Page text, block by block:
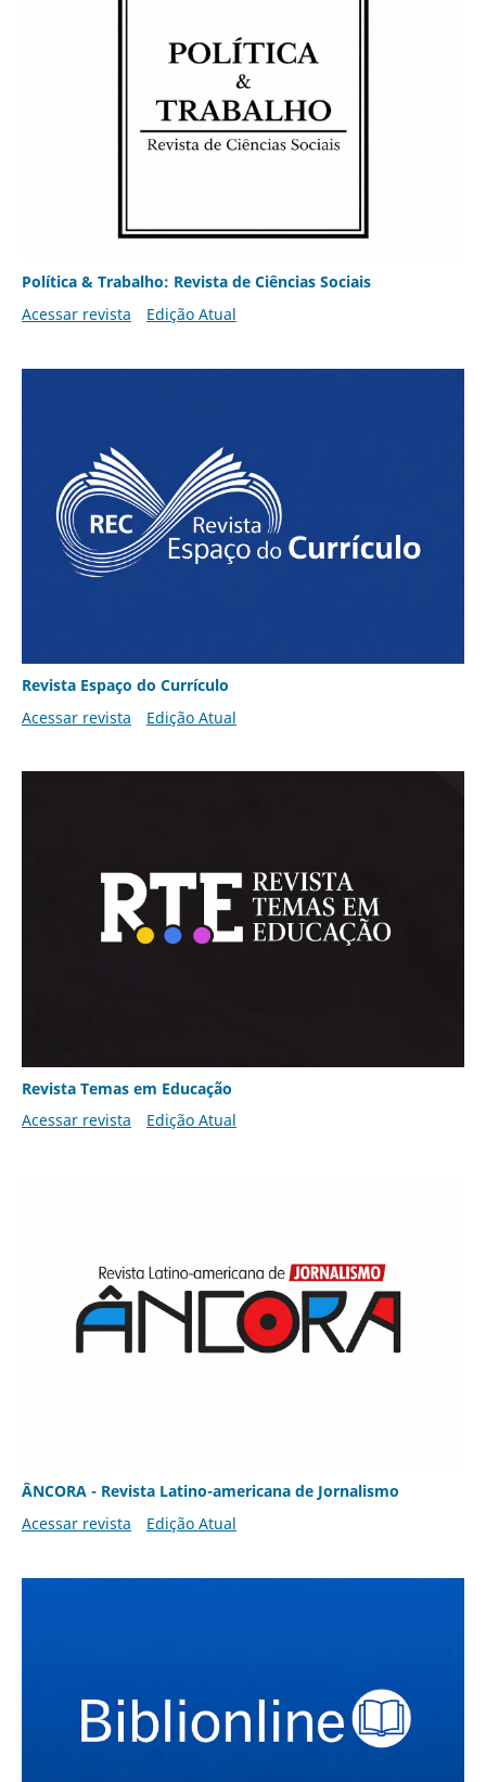
Política & Trabalho: Revista de Ciências Sociais
Acessar revista
Edição Atual
Revista Espaço do Currículo
Acessar revista
Edição Atual
Revista Temas em Educação
Acessar revista
Edição Atual
ÂNCORA - Revista Latino-americana de Jornalismo
Acessar revista
Edição Atual